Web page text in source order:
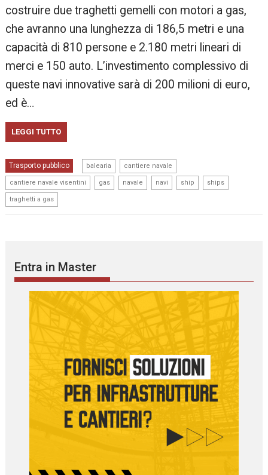
costruire due traghetti gemelli con motori a gas,
che avranno una lunghezza di 186,5 metri e una
capacità di 810 persone e 2.180 metri lineari di
merci e 150 auto. L’investimento complessivo di
queste navi innovative sarà di 200 milioni di euro,
ed è…
LEGGI TUTTO
Trasporto pubblico balearia cantiere navale
cantiere navale visentini gas navale navi ship ships
traghetti a gas
Entra in Master